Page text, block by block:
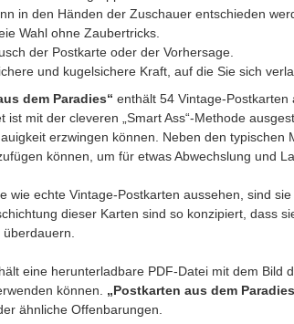
in den Händen der Zuschauer entschieden
Wahl ohne Zaubertricks.
der Postkarte oder der Vorhersage.
und kugelsichere Kraft, auf die Sie sich
dem Paradies“ enthält 54 Vintage-
ist mit der cleveren „Smart Ass“-Methode
erzwingen können. Neben den
können, um für etwas Abwechslung und
wie echte Vintage-Postkarten aussehen, sind
dieser Karten sind so konzipiert, dass
eine herunterladbare PDF-Datei mit dem Bild
können. „Postkarten aus dem
ähnliche Offenbarungen.